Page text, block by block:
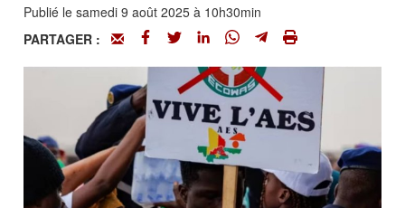
Publié le samedi 9 août 2025 à 10h30min
PARTAGER :